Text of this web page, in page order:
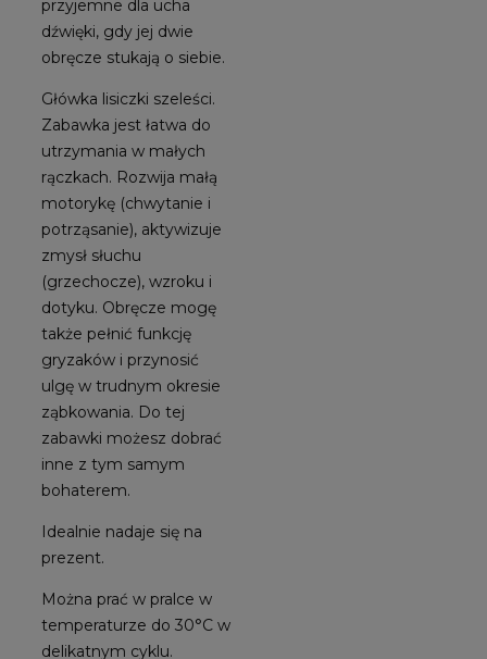
przyjemne dla ucha
dźwięki, gdy jej dwie
obręcze stukają o siebie.
Główka lisiczki szeleści.
Zabawka jest łatwa do
utrzymania w małych
rączkach. Rozwija małą
motorykę (chwytanie i
potrząsanie), aktywizuje
zmysł słuchu
(grzechocze), wzroku i
dotyku. Obręcze mogę
także pełnić funkcję
gryzaków i przynosić
ulgę w trudnym okresie
ząbkowania. Do tej
zabawki możesz dobrać
inne z tym samym
bohaterem.
Idealnie nadaje się na
prezent.
Można prać w pralce w
temperaturze do 30°C w
delikatnym cyklu.